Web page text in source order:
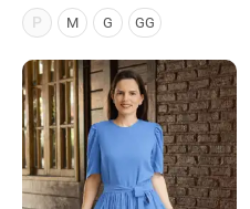
P
M G GG